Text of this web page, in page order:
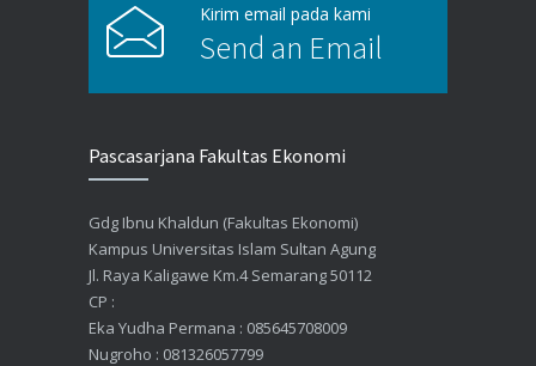
Kirim email pada kami
Send an Email
Pascasarjana Fakultas Ekonomi
Gdg Ibnu Khaldun (Fakultas Ekonomi)
Kampus Universitas Islam Sultan Agung
Jl. Raya Kaligawe Km.4 Semarang 50112
CP :
Eka Yudha Permana : 085645708009
Nugroho : 081326057799